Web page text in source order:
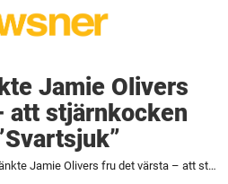
Jamie Olivers
att stjärnkocken
Därför misstänkte Jamie Olivers fru det värsta – att stjärnkocken hade en affär: ”Svartsjuk”